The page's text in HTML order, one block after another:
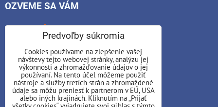
OZVEME SA VÁM
Váš e-mail:*
Váš telefón:*
Predvoľby súkromia
Cookies používame na zlepšenie vašej
návštevy tejto webovej stránky, analýzu jej
výkonnosti a zhromažďovanie údajov o jej
používaní. Na tento účel môžeme použiť
nástroje a služby tretích strán a zhromaždené
údaje sa môžu preniesť k partnerom v EÚ, USA
alebo iných krajinách. Kliknutím na „Prijať